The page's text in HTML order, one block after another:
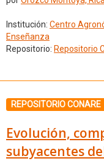
Institución: Centro
Enseñanza
Repositorio: Repositorio
REPOSITORIO CONARE
Evolución,
subyacentes